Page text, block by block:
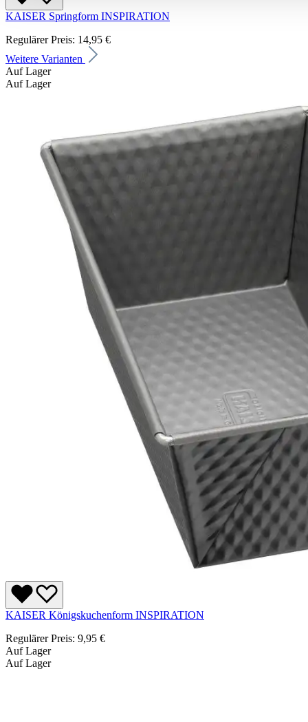
KAISER Springform INSPIRATION
Regulärer Preis: 14,95 €
Weitere Varianten
Auf Lager
Auf Lager
KAISER Königskuchenform INSPIRATION
Regulärer Preis: 9,95 €
Auf Lager
Auf Lager